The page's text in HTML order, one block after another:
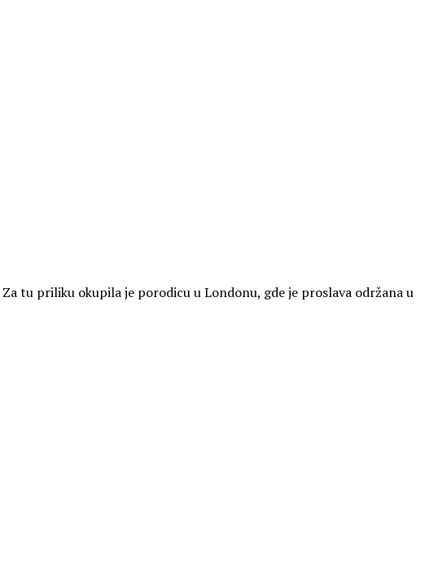
tu priliku okupila je porodicu u Londonu, gde je proslava održana u